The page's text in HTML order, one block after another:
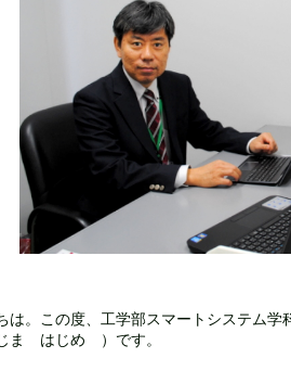
は。この度、工学部スマートシステ
じま はじめ ）です。